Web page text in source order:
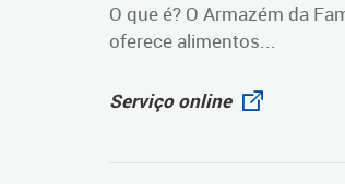
O que é? O Armazém da
oferece alimentos...
Serviço online